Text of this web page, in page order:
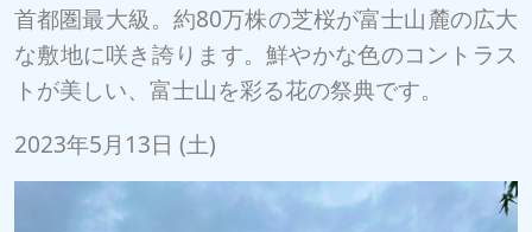
首都圏最大級。約80万株の芝桜が富士山麓の広大
な敷地に咲き誇ります。鮮やかな色のコントラス
トが美しい、富士山を彩る花の祭典です。
2023年5月13日 (土)